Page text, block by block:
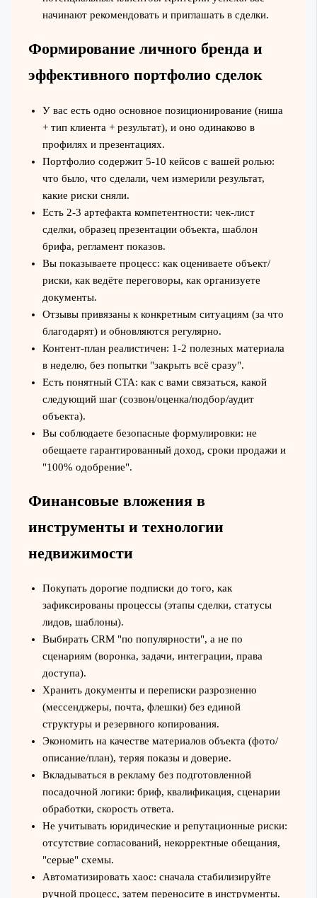
начинают рекомендовать и приглашать в сделки.
Формирование личного бренда и
эффективного портфолио сделок
У вас есть одно основное позиционирование (ниша
+ тип клиента + результат), и оно одинаково в
профилях и презентациях.
Портфолио содержит 5-10 кейсов с вашей ролью:
что было, что сделали, чем измерили результат,
какие риски сняли.
Есть 2-3 артефакта компетентности: чек-лист
сделки, образец презентации объекта, шаблон
брифа, регламент показов.
Вы показываете процесс: как оцениваете объект/
риски, как ведёте переговоры, как организуете
документы.
Отзывы привязаны к конкретным ситуациям (за что
благодарят) и обновляются регулярно.
Контент-план реалистичен: 1-2 полезных материала
в неделю, без попытки "закрыть всё сразу".
Есть понятный CTA: как с вами связаться, какой
следующий шаг (созвон/оценка/подбор/аудит
объекта).
Вы соблюдаете безопасные формулировки: не
обещаете гарантированный доход, сроки продажи и
"100% одобрение".
Финансовые вложения в
инструменты и технологии
недвижимости
Покупать дорогие подписки до того, как
зафиксированы процессы (этапы сделки, статусы
лидов, шаблоны).
Выбирать CRM "по популярности", а не по
сценариям (воронка, задачи, интеграции, права
доступа).
Хранить документы и переписки разрозненно
(мессенджеры, почта, флешки) без единой
структуры и резервного копирования.
Экономить на качестве материалов объекта (фото/
описание/план), теряя показы и доверие.
Вкладываться в рекламу без подготовленной
посадочной логики: бриф, квалификация, сценарии
обработки, скорость ответа.
Не учитывать юридические и репутационные риски:
отсутствие согласований, некорректные обещания,
"серые" схемы.
Автоматизировать хаос: сначала стабилизируйте
ручной процесс, затем переносите в инструменты.